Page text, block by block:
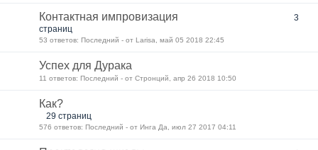
Контактная импровизация
3
страниц
53 ответов: Последний - от Larisa, май 05 2018 22:45
Успех для Дурака
11 ответов: Последний - от Стронций, апр 26 2018 10:50
Как?
29 страниц
576 ответов: Последний - от Инга Да, июл 27 2017 04:11